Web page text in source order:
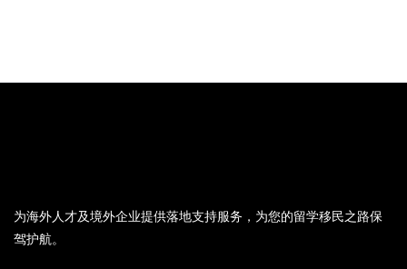
为海外人才及境外企业提供落地支持服务，为您的留学移民之路保
驾护航。